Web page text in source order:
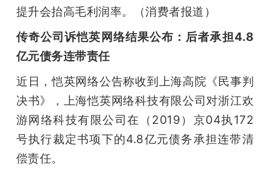
提升会抬高毛利润率。（消费者报道）
传奇公司诉恺英网络结果公布：后者承担4.8
亿元债务连带责任
近日，恺英网络公告称收到上海高院《民事判
决书》，上海恺英网络科技有限公司对浙江欢
游网络科技有限公司在（2019）京04执172
号执行裁定书项下的4.8亿元债务承担连带清
偿责任。